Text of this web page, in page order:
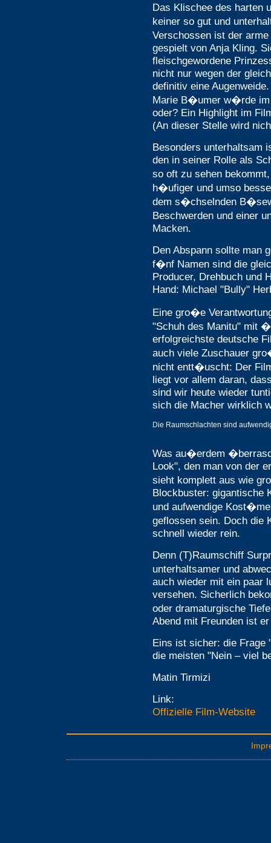
Das Klischee des harten
keiner so gut und
Verschossen ist der
gespielt von Anja Kling.
fleischgewordene
nicht nur wegen der
definitiv eine
Marie B�umer w�rde im
oder? Ein Highlight im
(An dieser Stelle wird
Besonders unterhaltsam
den in seiner Rolle als
so oft zu sehen
h�ufiger und umso
dem s�chselnden
Beschwerden und einer
Macken.
Den Abspann sollte man
f�nf Namen sind die
Producer, Drehbuch und
Hand: Michael "Bully"
Eine gro�e
"Schuh des Manitu" mit
erfolgreichste deutsche
auch viele Zuschauer
nicht entt�uscht: Der
liegt vor allem daran,
sind wir heute wieder
sich die Macher wirklich
Die Raumschlachten sind
Was au�erdem
Look", den man von der
sieht komplett aus wie
Blockbuster: gigantische
und aufwendige
geflossen sein. Doch die
schnell wieder rein.
Denn (T)Raumschiff
unterhaltsamer und
auch wieder mit ein paar
versehen. Sicherlich
oder dramaturgische
Abend mit Freunden ist
Eins ist sicher: die Frage
die meisten "Nein – viel
Matin Tirmizi
Link:
Offizielle Film-Website